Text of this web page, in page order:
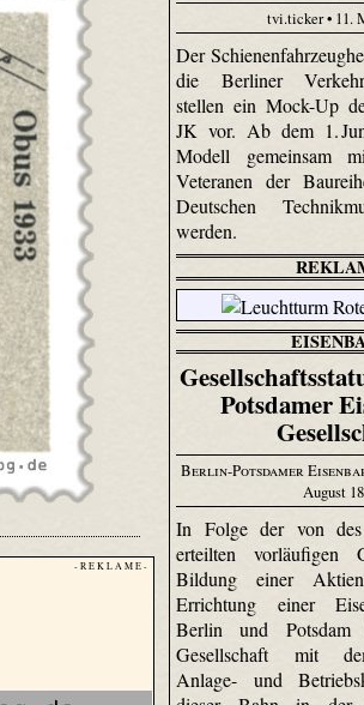
- R E K L A M E -
tvi.ticker • 11.
Der
die Berliner
stellen ein Mock-Up
JK vor. Ab dem 1.
Modell gemeinsam
Veteranen der
Deutschen
werden.
Potsdamer
Berlin-Potsdamer
August
In Folge der von
erteilten vorläufigen
Bildung einer
Errichtung einer
Berlin und
Gesellschaft mit
Anlage- und